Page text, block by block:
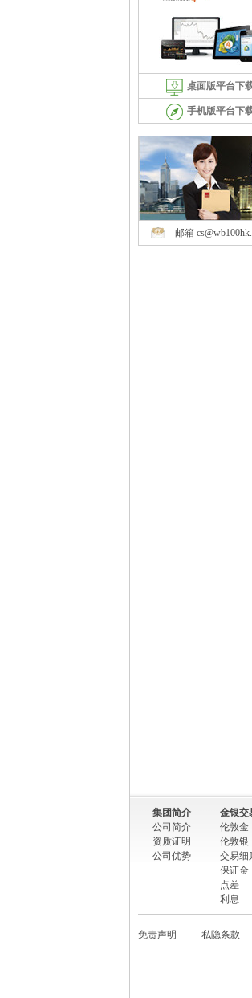
桌面版平台下
手机版平台下
邮箱
集团简介
公司简介
资质证明
公司优势
金银交
伦敦金
伦敦银
交易细
保证金
点差
利息
免责声明 私隐条款